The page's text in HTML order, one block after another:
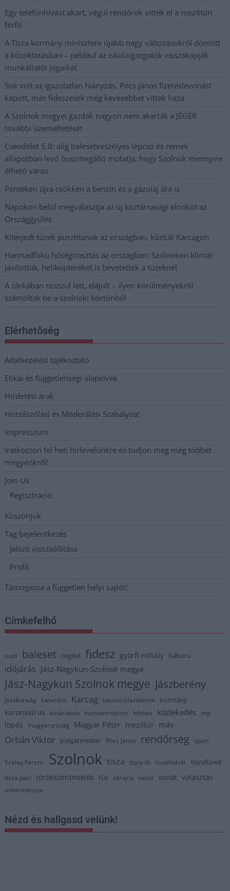
Egy telefonhívást akart, végül rendőrök vitték el a mezőtúri
férfit
A Tisza kormány minisztere újabb nagy változásokról döntött
a közoktatásban – például az iskolaigazgatók visszakapják
munkáltatói jogaikat
Sok volt az igazolatlan hiányzás, Pócs János fizetéslevonást
kapott, más fideszesek még kevesebbet vittek haza
A Szolnok megyei gazdák nagyon nem akarták a JÉGER
további üzemeltetését
Csendélet 5.0: alig balesetveszélyes lépcső és remek
állapotban levő buszmegálló mutatja, hogy Szolnok mennyire
élhető város
Pénteken újra csökken a benzin és a gázolaj ára is
Napokon belül megválasztja az új köztársasági elnököt az
Országgyűlés
Kiterjedt tüzek pusztítanak az országban, köztük Karcagon
Harmadfokú hőségriasztás az országban: Szolnokon klímát
javítottak, helikoptereket is bevetettek a tüzeknél
A zárkában rosszul lett, elájult – ilyen körülményekről
számoltak be a szolnoki börtönből
Elérhetőség
Adatkezelési tájékoztató
Etikai és függetlenségi alapelvek
Hirdetési árak
Hozzászólási és Moderálási Szabályzat
Impresszum
Iratkozzon fel heti hírlevelünkre és tudjon meg még többet
megyénkről!
Join Us
Regisztráció
Köszönjük
Tag bejelentkezés
Jelszó visszaállítása
Profil
Támogassa a független helyi sajtót!
Címkefelhő
autó baleset cegléd fidesz györfi mihály háború
időjárás Jász-Nagykun-Szolnok megye
Jász-Nagykun Szolnok megye Jászberény
Jászkunság karambol Karcag katasztrófavédelem kormány
koronavírus kosárlabda kunszentmárton kórház közlekedés lmp
lopás magyarország Magyar Péter mezőtúr máv
Orbán Viktor polgármester Pócs János rendőrség sport
Szalay Ferenc Szolnok tisza tisza-tó tiszaföldvár tiszafüred
tisza part törökszentmiklós tűz ukrajna vasút vonat választás
önkormányzat
Nézd és hallgasd velünk!